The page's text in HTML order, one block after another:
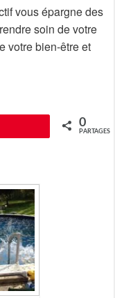
vous épargne des
soin de votre
votre bien-être et
0
PARTAGES